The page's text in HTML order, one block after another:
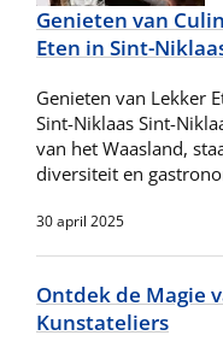
Genieten van
Eten in Sint-
Genieten van Lekker
Sint-Niklaas Sint-
van het Waasland,
diversiteit en
30 april 2025
Ontdek de Magie
Kunstateliers